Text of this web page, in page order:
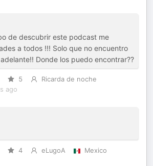
de descubrir este podcast me
a todos !!! Solo que no encuentro
Donde los puedo encontrar??
5
Ricarda de noche
ago
4 eLugoA
Mexico